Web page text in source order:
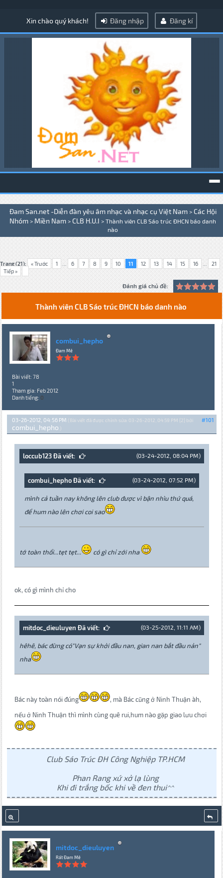
Xin chào quý khách! Đăng nhập Đăng kí
Đam San.net -Diễn đàn yêu âm nhạc và nhạc cụ Việt Nam > Các Hội
Nhóm > Miền Nam > CLB H.U.I > Thành viên CLB Sáo trúc ĐHCN báo danh
nào
Trang (21): « Trước 1 ... 6 7 8 9 10 11 12 13 14 15 16 ... 21
Tiếp »
Đánh giá chủ đề:
Thành viên CLB Sáo trúc ĐHCN báo danh nào
combui_hepho
Đam Mê
Bài viết: 78
1
Tham gia: Feb 2012
Danh tiếng: 0
#101
03-26-2012, 04:56 PM (Bài viết đã được chỉnh sửa: 03-26-2012, 04:59 PM {2} bởi
combui_hepho .)
(03-24-2012, 08:04 PM)
loccub123 Đã viết:
(03-24-2012, 07:52 PM)
combui_hepho Đã viết:
mình cả tuần nay không lên club được vì bận nhìu thứ quá,
để hum nào lên chơi coi sao
tớ toàn thổi...tẹt tẹt... có gì chỉ zới nha
ok, có gì mình chỉ cho
(03-25-2012, 11:11 AM)
mitdoc_dieuluyen Đã viết:
hêhê, bác đừng có"Vạn sự khởi đầu nan, gian nan bắt đầu nản"
nha
Bác này toàn nói đúng
, mà Bác cũng ở Ninh Thuận àh,
nếu ở Ninh Thuận thì mình cùng quê rui,hum nào gặp giao lưu chơi
Club Sáo Trúc ĐH Công Nghiệp TP.HCM
Phan Rang xứ xở lạ lùng
Khi đi trắng bốc khi về đen thui^^
mitdoc_dieuluyen
Rất Đam Mê